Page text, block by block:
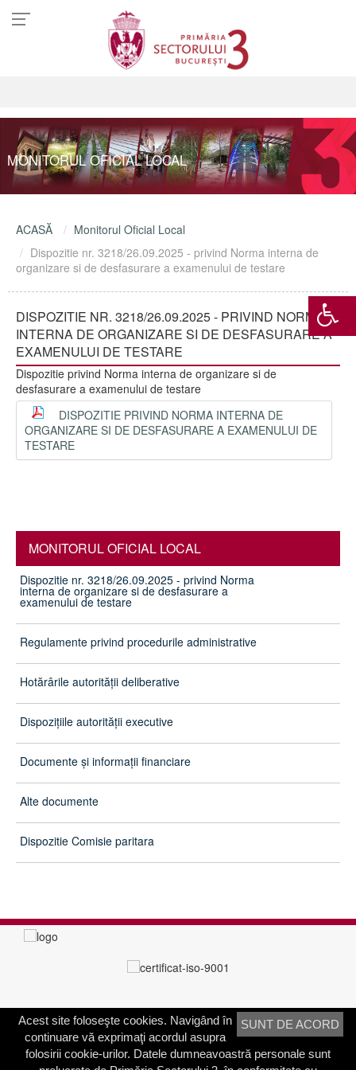
MONITORUL OFICIAL LOCAL
ACASĂ
Monitorul Oficial Local
Dispozitie nr. 3218/26.09.2025 - privind Norma interna de
organizare si de desfasurare a examenului de testare
DISPOZITIE NR. 3218/26.09.2025 - PRIVIND NORMA
INTERNA DE ORGANIZARE SI DE DESFASURARE A
EXAMENULUI DE TESTARE
Dispozitie privind Norma interna de organizare si de
desfasurare a examenului de testare
DISPOZITIE PRIVIND NORMA INTERNA DE
ORGANIZARE SI DE DESFASURARE A EXAMENULUI DE
TESTARE
MONITORUL OFICIAL LOCAL
Dispozitie nr. 3218/26.09.2025 - privind Norma
interna de organizare si de desfasurare a
examenului de testare
Regulamente privind procedurile administrative
Hotărârile autorităţii deliberative
Dispoziţiile autorităţii executive
Documente și informații financiare
Alte documente
Dispozitie Comisie paritara
PRIMĂRIA SECTORULUI 3
Adresa:Calea Dudeşti nr. 191
Bucureşti, Sector 3, România
SUNT DE ACORD
Acest site foloseşte cookies. Navigând în
continuare vă exprimaţi acordul asupra
folosirii cookie-urilor. Datele dumneavoastră personale sunt